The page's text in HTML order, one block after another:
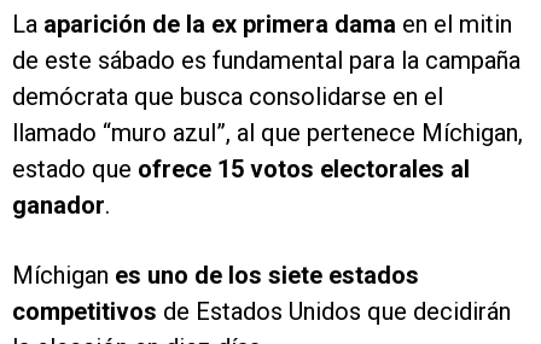
La aparición de la ex primera dama en el mitin
de este sábado es fundamental para la campaña
demócrata que busca consolidarse en el
llamado “muro azul”, al que pertenece Míchigan,
estado que ofrece 15 votos electorales al
ganador.
Míchigan es uno de los siete estados
competitivos de Estados Unidos que decidirán